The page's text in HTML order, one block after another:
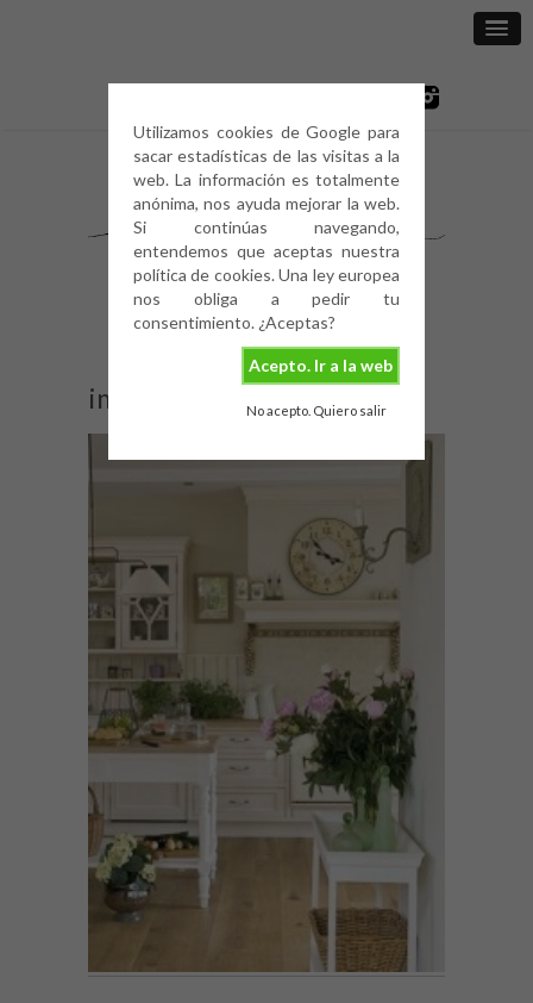
Utilizamos cookies de Google para
sacar estadísticas de las visitas a la
web. La información es totalmente
anónima, nos ayuda mejorar la web.
Si continúas navegando,
entendemos que aceptas nuestra
política de cookies. Una ley europea
nos obliga a pedir tu
consentimiento. ¿Aceptas?
Acepto. Ir a la web
No acepto. Quiero salir
image